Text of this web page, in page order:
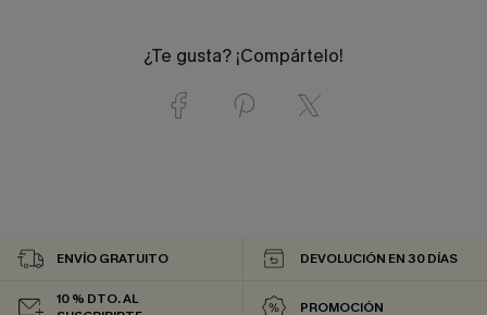
¿Te gusta? ¡Compártelo!
ENVÍO GRATUITO DEVOLUCIÓN EN 30 DÍAS
10 % DTO. AL
PROMOCIÓN